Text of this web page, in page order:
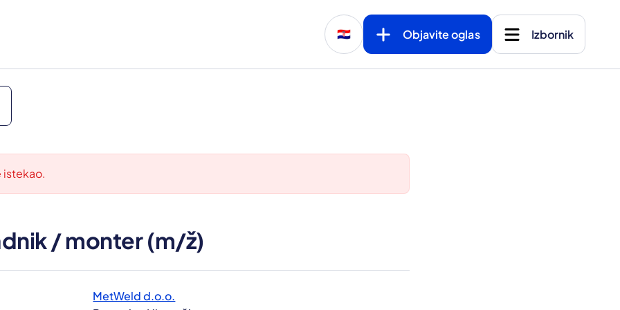
🇭🇷 Objavite oglas Izbornik
istekao.
/ monter (m/ž)
MetWeld d.o.o.